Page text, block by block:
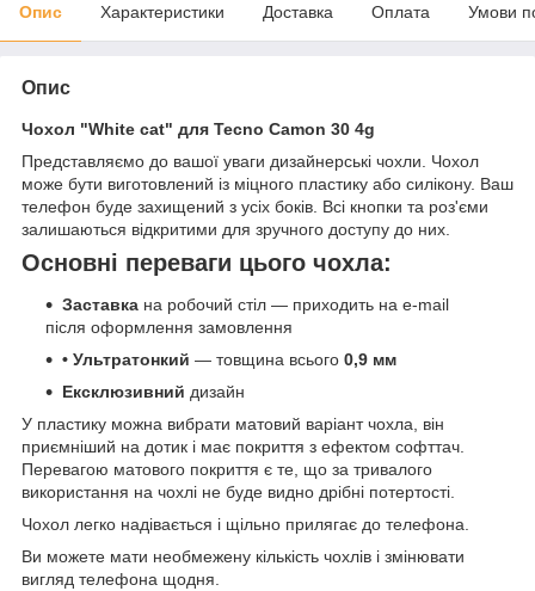
Опис Характеристики Доставка Оплата Умови
Опис
Чохол "White cat" для Tecno Camon 30 4g
Представляємо до вашої уваги дизайнерські чохли. Чохол
може бути виготовлений із міцного пластику або силікону. Ваш
телефон буде захищений з усіх боків. Всі кнопки та роз'єми
залишаються відкритими для зручного доступу до них.
Основні переваги цього чохла:
Заставка на робочий стіл — приходить на e-mail
після оформлення замовлення
• Ультратонкий — товщина всього 0,9 мм
Ексклюзивний дизайн
У пластику можна вибрати матовий варіант чохла, він
приємніший на дотик і має покриття з ефектом софттач.
Перевагою матового покриття є те, що за тривалого
використання на чохлі не буде видно дрібні потертості.
Чохол легко надівається і щільно прилягає до телефона.
Ви можете мати необмежену кількість чохлів і змінювати
вигляд телефона щодня.